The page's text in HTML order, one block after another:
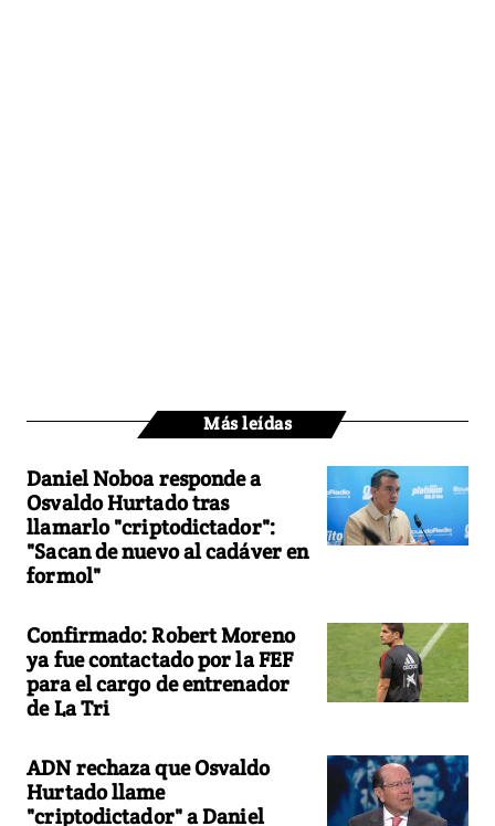
Más leídas
Daniel Noboa responde a
Osvaldo Hurtado tras
llamarlo "criptodictador":
"Sacan de nuevo al cadáver en
formol"
Confirmado: Robert Moreno
ya fue contactado por la FEF
para el cargo de entrenador
de La Tri
ADN rechaza que Osvaldo
Hurtado llame
"criptodictador" a Daniel